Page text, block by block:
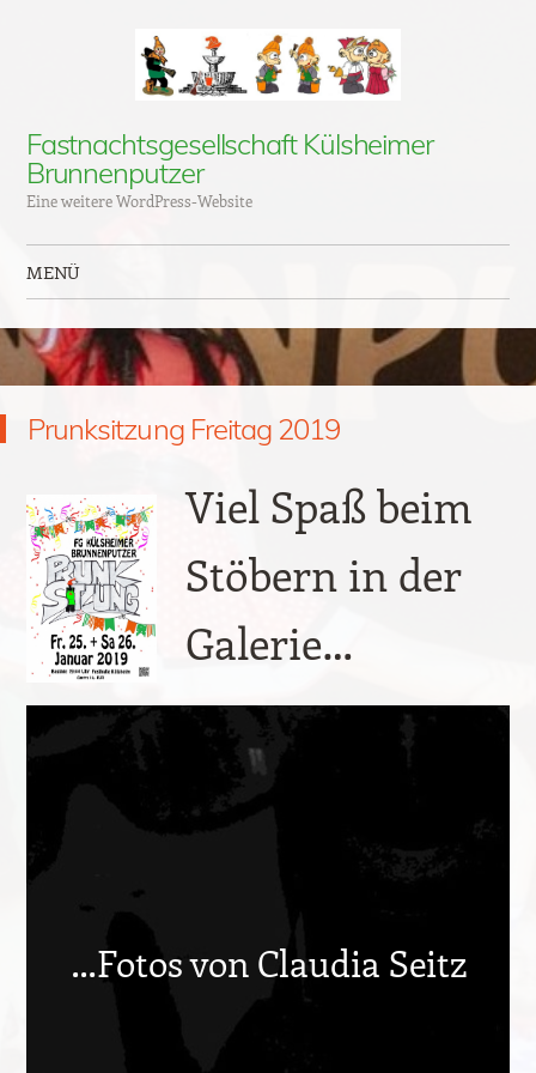
Fastnachtsgesellschaft Külsheimer
Brunnenputzer
Eine weitere WordPress-Website
MENÜ
Prunksitzung Freitag 2019
Viel Spaß beim
Stöbern in der
Galerie…
…Fotos von Claudia Seitz